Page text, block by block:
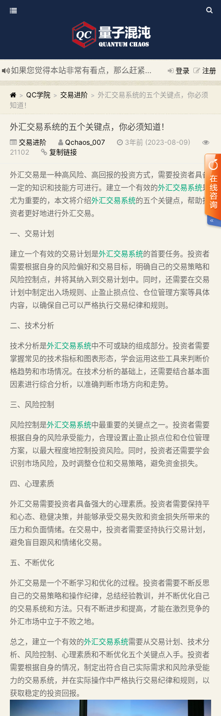
登录 注册
如果您觉得本站非常有看点，那么赶紧使用Ctrl+D 收藏我们吧
新添加量子混沌系统板块，欢迎大家访问！
---“量子混沌系
> QC学院 > 交易进阶 > 外汇交易系统的五个关键点，你必须
知道！
外汇交易系统的五个关键点，你必须知道！
交易进阶 Qchaos_007
3年前 (2023-08-09)
21102
复制链接
外汇交易是一种高风险、高回报的投资方式，需要投资者具备
一定的知识和技能方可进行。建立一个有效的外汇交易系统是
尤为重要的，本文将介绍外汇交易系统的五个关键点，帮助投
资者更好地进行外汇交易。
一、交易计划
建立一个有效的交易计划是外汇交易系统的首要任务。投资者
需要根据自身的风险偏好和交易目标，明确自己的交易策略和
风险控制点，并将其纳入到交易计划中。同时，还需要在交易
计划中制定出入场规则、止盈止损点位、仓位管理方案等具体
内容，以确保自己可以严格执行交易纪律和规则。
二、技术分析
技术分析是外汇交易系统中不可或缺的组成部分。投资者需要
掌握常见的技术指标和图表形态，学会运用这些工具来判断价
格趋势和市场情况。在技术分析的基础上，还需要结合基本面
因素进行综合分析，以准确判断市场方向和走势。
三、风险控制
风险控制是外汇交易系统中最重要的关键点之一。投资者需要
根据自身的风险承受能力，合理设置止盈止损点位和仓位管理
方案，以最大程度地控制投资风险。同时，投资者还需要学会
识别市场风险，及时调整仓位和交易策略，避免资金损失。
四、心理素质
外汇交易需要投资者具备强大的心理素质。投资者需要保持平
和心态、稳健决策，并能够承受交易失败和资金损失所带来的
压力和负面情绪。在交易中，投资者需要坚持执行交易计划，
避免盲目跟风和情绪化交易。
五、不断优化
外汇交易是一个不断学习和优化的过程。投资者需要不断反思
自己的交易策略和操作纪律，总结经验教训，并不断优化自己
的交易系统和方法。只有不断进步和提高，才能在激烈竞争的
外汇市场中立于不败之地。
总之，建立一个有效的外汇交易系统需要从交易计划、技术分
析、风险控制、心理素质和不断优化五个关键点入手。投资者
需要根据自身的情况，制定出符合自己实际需求和风险承受能
力的交易系统，并在实际操作中严格执行交易纪律和规则，以
获取稳定的投资回报。